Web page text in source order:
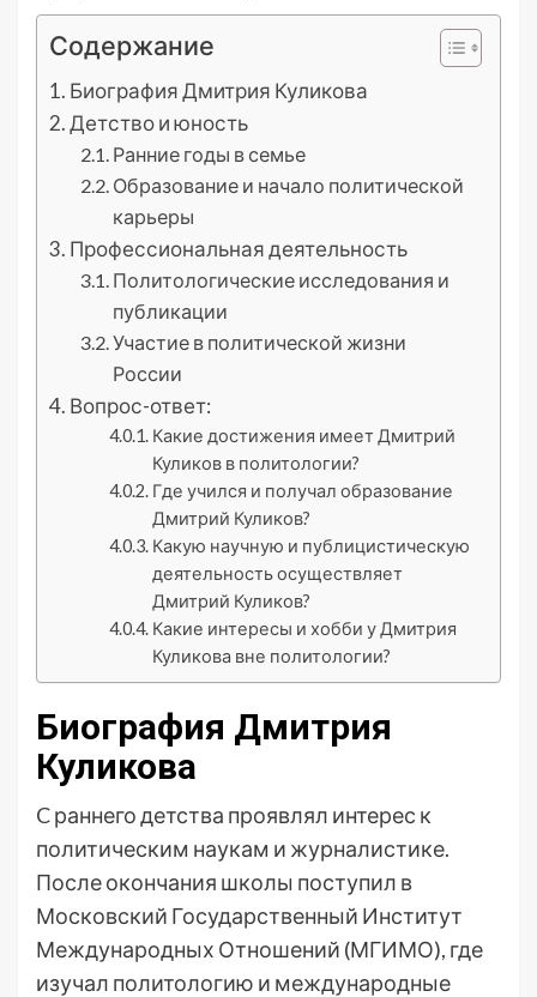
Содержание
Биография Дмитрия Куликова
Детство и юность
Ранние годы в семье
Образование и начало политической
карьеры
Профессиональная деятельность
Политологические исследования и
публикации
Участие в политической жизни
России
Вопрос-ответ:
Какие достижения имеет Дмитрий
Куликов в политологии?
Где учился и получал образование
Дмитрий Куликов?
Какую научную и публицистическую
деятельность осуществляет
Дмитрий Куликов?
Какие интересы и хобби у Дмитрия
Куликова вне политологии?
Биография Дмитрия
Куликова
C раннего детства проявлял интерес к
политическим наукам и журналистике.
После окончания школы поступил в
Московский Государственный Институт
Международных Отношений (МГИМО), где
изучал политологию и международные